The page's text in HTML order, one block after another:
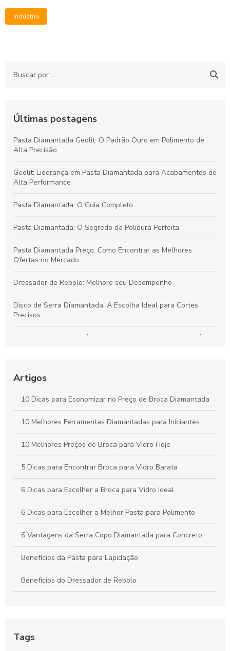
Indústria
Últimas postagens
Pasta Diamantada Geolit: O Padrão Ouro em Polimento de
Alta Precisão
Geolit: Liderança em Pasta Diamantada para Acabamentos de
Alta Performance
Pasta Diamantada: O Guia Completo
Pasta Diamantada: O Segredo da Polidura Perfeita
Pasta Diamantada Preço: Como Encontrar as Melhores
Ofertas no Mercado
Dressador de Rebolo: Melhore seu Desempenho
Disco de Serra Diamantada: A Escolha Ideal para Cortes
Precisos
Dressador de Rebolo é fundamental para garantir a eficiência
Seus Projetos
Como Escolher a Broca para Furação em Vidro Ideal para
Seus Projetos
Artigos
10 Dicas para Economizar no Preço de Broca Diamantada
10 Melhores Ferramentas Diamantadas para Iniciantes
10 Melhores Preços de Broca para Vidro Hoje
5 Dicas para Encontrar Broca para Vidro Barata
6 Dicas para Escolher a Broca para Vidro Ideal
6 Dicas para Escolher a Melhor Pasta para Polimento
6 Vantagens da Serra Copo Diamantada para Concreto
Benefícios da Pasta para Lapidação
Benefícios do Dressador de Rebolo
Broca diamantada para concreto preço acessível
Tags